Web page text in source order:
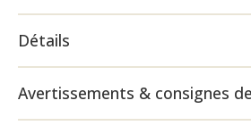
Détails
Avertissements & consignes